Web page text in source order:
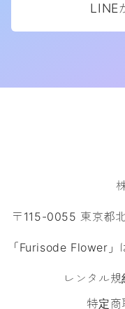
LINE
〒115-0055 東京都
「Furisode Flower」
レンタル
特定商